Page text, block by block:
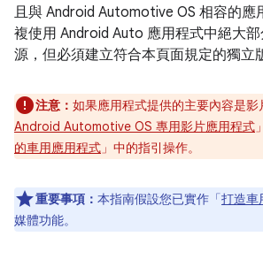
且與 Android Automotive OS 相容的應
複使用 Android Auto 應用程式中絕大
源，但必須建立符合本頁面規定的獨立
注意： 如果應用程式提供的主要內容是影
Android Automotive OS 專用影片應用程式
的車用應用程式 」中的指引操作。
重要事項： 本指南假設您已實作「打造車
媒體功能。